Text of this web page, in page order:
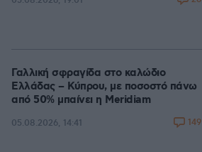
Γαλλική σφραγίδα στο καλώδιο
Ελλάδας – Κύπρου, με ποσοστό πάνω
από 50% μπαίνει η Meridiam
05.08.2026, 14:41 149